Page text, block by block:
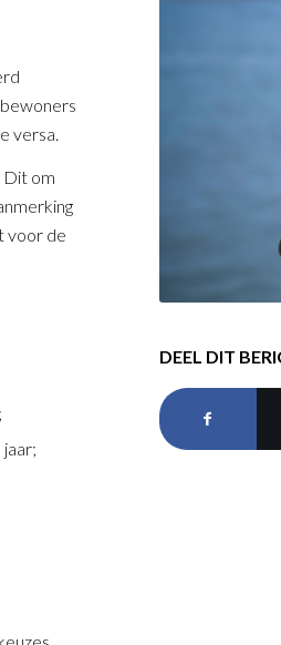
versa.
Dit om
voor de
DEEL DIT